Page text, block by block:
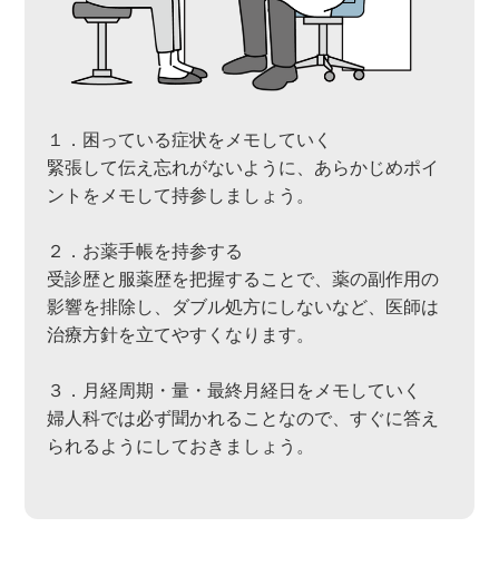
１．困っている症状をメモしていく
緊張して伝え忘れがないように、あらかじめポイ
ントをメモして持参しましょう。
２．お薬手帳を持参する
受診歴と服薬歴を把握することで、薬の副作用の
影響を排除し、ダブル処方にしないなど、医師は
治療方針を立てやすくなります。
３．月経周期・量・最終月経日をメモしていく
婦人科では必ず聞かれることなので、すぐに答え
られるようにしておきましょう。